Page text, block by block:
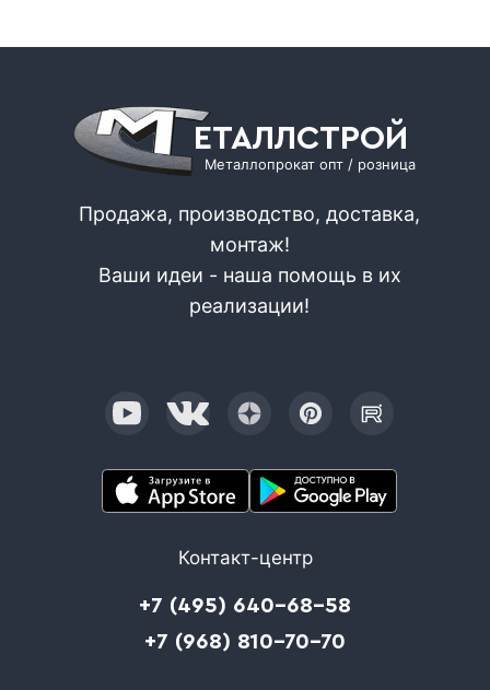
ЕТАЛЛСТРОЙ
Металлопрокат опт / розница
Продажа, производство, доставка,
монтаж!
Ваши идеи - наша помощь в их
реализации!
Контакт-центр
+7 (495) 640-68-58
+7 (968) 810-70-70